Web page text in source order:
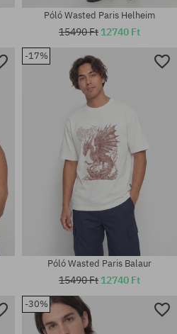
Elérhető méretek:
Elérhető méretek:
Póló Wasted Paris Helheim
15490 Ft 12740 Ft
-17%
Póló Wasted Paris Balaur
15490 Ft 12740 Ft
-30%